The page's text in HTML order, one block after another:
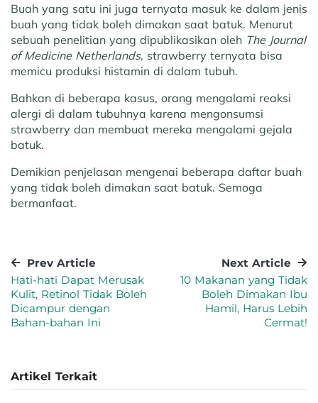
Buah yang satu ini juga ternyata masuk ke dalam jenis
buah yang tidak boleh dimakan saat batuk. Menurut
sebuah penelitian yang dipublikasikan oleh The Journal
of Medicine Netherlands, strawberry ternyata bisa
memicu produksi histamin di dalam tubuh.
Bahkan di beberapa kasus, orang mengalami reaksi
alergi di dalam tubuhnya karena mengonsumsi
strawberry dan membuat mereka mengalami gejala
batuk.
Demikian penjelasan mengenai beberapa daftar buah
yang tidak boleh dimakan saat batuk. Semoga
bermanfaat.
Prev Article
Hati-hati Dapat Merusak
Kulit, Retinol Tidak Boleh
Dicampur dengan
Bahan-bahan Ini
Next Article
10 Makanan yang Tidak
Boleh Dimakan Ibu
Hamil, Harus Lebih
Cermat!
Artikel Terkait